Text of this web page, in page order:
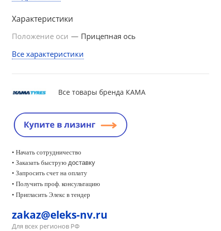
Характеристики
Положение оси — Прицепная ось
Все характеристики
Все товары бренда КАМА
• Начать сотрудничество
• Заказать быструю доставку
• Запросить счет на оплату
• Получить проф. консультацию
• Пригласить Элекс в тендер
zakaz@eleks-nv.ru
Для всех регионов РФ